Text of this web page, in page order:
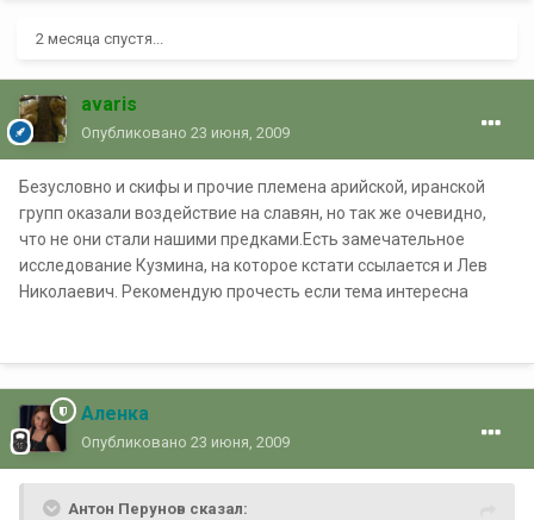
2 месяца спустя...
avaris
Опубликовано 23 июня, 2009
Безусловно и скифы и прочие племена арийской, иранской
групп оказали воздействие на славян, но так же очевидно,
что не они стали нашими предками.Есть замечательное
исследование Кузмина, на которое кстати ссылается и Лев
Николаевич. Рекомендую прочесть если тема интересна
Аленка
Опубликовано 23 июня, 2009
Антон Перунов сказал: